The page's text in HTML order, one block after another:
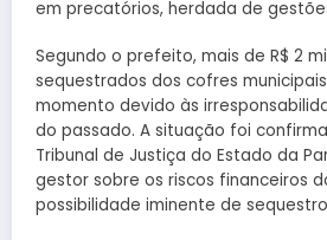
em precatórios, herdada de
Segundo o prefeito, mais de R$ 2
sequestrados dos cofres
momento devido às
do passado. A situação foi
Tribunal de Justiça do Estado da
gestor sobre os riscos financeiros
possibilidade iminente de